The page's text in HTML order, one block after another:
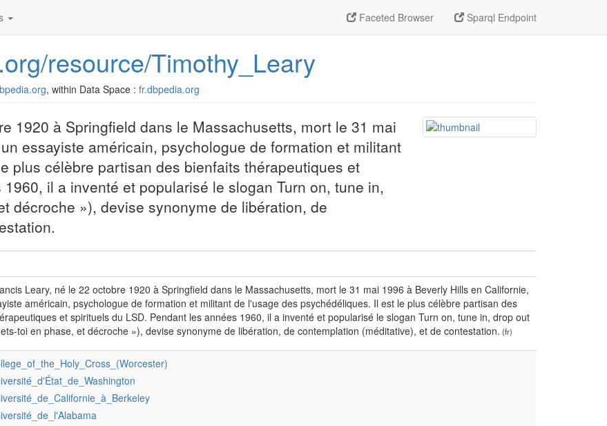
Faceted Browser Sparql Endpoint
resource/Timothy_Leary
, within Data Space : fr.dbpedia.org
1920 à Springfield dans le Massachusetts, mort le 31 mai
essayiste américain, psychologue de formation et militant
plus célèbre partisan des bienfaits thérapeutiques et
il a inventé et popularisé le slogan Turn on, tune in,
décroche »), devise synonyme de libération, de
Leary, né le 22 octobre 1920 à Springfield dans le Massachusetts, mort le 31 mai 1996 à Beverly Hills en Californie,
américain, psychologue de formation et militant de l'usage des psychédéliques. Il est le plus célèbre partisan des
et spirituels du LSD. Pendant les années 1960, il a inventé et popularisé le slogan Turn on, tune in, drop out
toi en phase, et décroche »), devise synonyme de libération, de contemplation (méditative), et de contestation. (fr)